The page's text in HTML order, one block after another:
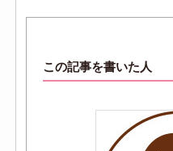
この記事を書いた人